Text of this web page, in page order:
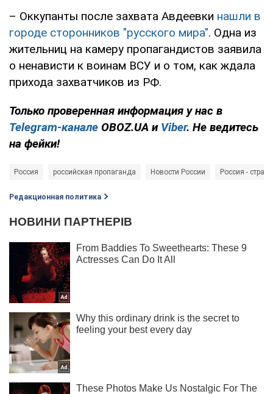
– Оккупанты после захвата Авдеевки нашли в
городе сторонников "русского мира". Одна из
жительниц на камеру пропагандистов заявила
о ненависти к воинам ВСУ и о том, как ждала
прихода захватчиков из РФ.
Только проверенная информация у нас в
Telegram-канале OBOZ.UA и Viber. Не ведитесь
на фейки!
Россия российская пропаганда Новости России Россия -
Редакционная политика